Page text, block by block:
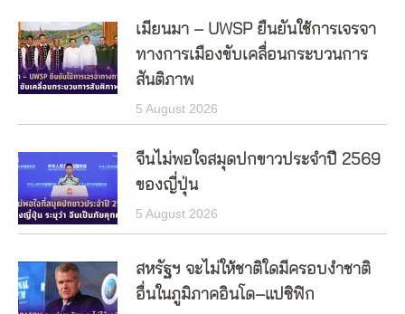
เมียนมา – UWSP ยืนยันใช้การเจรจา
ทางการเมืองขับเคลื่อนกระบวนการ
สันติภาพ
5 August 2026
จีนไม่พอใจสมุดปกขาวประจำปี 2569
ของญี่ปุ่น
5 August 2026
สหรัฐฯ จะไม่ให้ชาติใดมีครอบงำชาติ
อื่นในภูมิภาคอินโด–แปซิฟิก